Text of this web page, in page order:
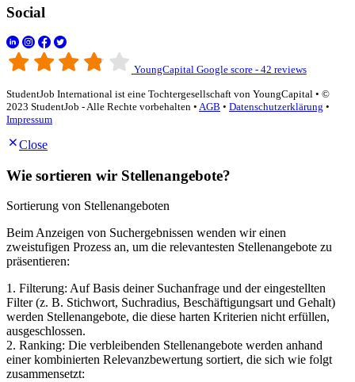
Social
YoungCapital Google score - 42 reviews
StudentJob International ist eine Tochtergesellschaft von YoungCapital • ©
2023 StudentJob - Alle Rechte vorbehalten • AGB • Datenschutzerklärung •
Impressum
Close
Wie sortieren wir Stellenangebote?
Sortierung von Stellenangeboten
Beim Anzeigen von Suchergebnissen wenden wir einen
zweistufigen Prozess an, um die relevantesten Stellenangebote zu
präsentieren:
1. Filterung: Auf Basis deiner Suchanfrage und der eingestellten
Filter (z. B. Stichwort, Suchradius, Beschäftigungsart und Gehalt)
werden Stellenangebote, die diese harten Kriterien nicht erfüllen,
ausgeschlossen.
2. Ranking: Die verbleibenden Stellenangebote werden anhand
einer kombinierten Relevanzbewertung sortiert, die sich wie folgt
zusammensetzt: